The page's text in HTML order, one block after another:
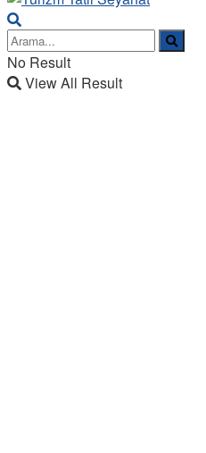
No Result
View All Result